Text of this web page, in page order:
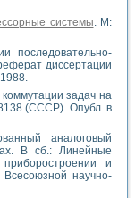
системы . М:
последовательно-
диссертации
задач на
(СССР). Опубл. в
аналоговый
В сб.: Линейные
и
научно-